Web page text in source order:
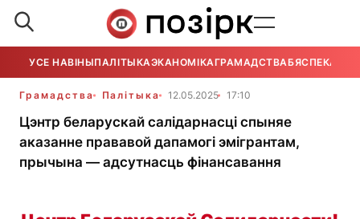
УСЕ НАВІНЫПАЛІТЫКАЭКАНОМІКАГРАМАДСТВАБЯСПЕКА
Грамадства Палітыка 12.05.2025 17:10
Цэнтр беларускай салідарнасці спыняе
аказанне прававой дапамогі эмігрантам,
прычына — адсутнасць фінансавання